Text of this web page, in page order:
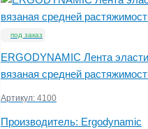
под заказ
ERGODYNAMIC Лента
вязаная средней
Артикул: 4100
Производитель: Ergodynamic